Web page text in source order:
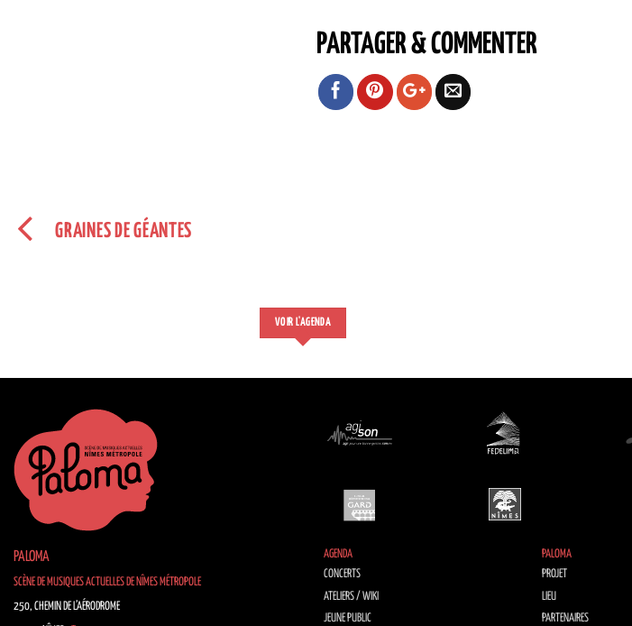
PARTAGER & COMMENTER
GRAINES DE GÉANTES
VOIR L'AGENDA
PALOMA
SCÈNE DE MUSIQUES ACTUELLES DE NÎMES MÉTROPOLE
250, CHEMIN DE L’AÉRODROME
AGENDA
CONCERTS
ATELIERS / WIKI
JEUNE PUBLIC
PALOMA
PROJET
LIEU
PARTENAIRES